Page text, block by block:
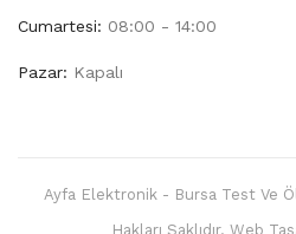
Cumartesi: 08:00 - 14:00
Pazar: Kapalı
Ayfa Elektronik - Bursa Test Ve
Hakları Saklıdır. Web